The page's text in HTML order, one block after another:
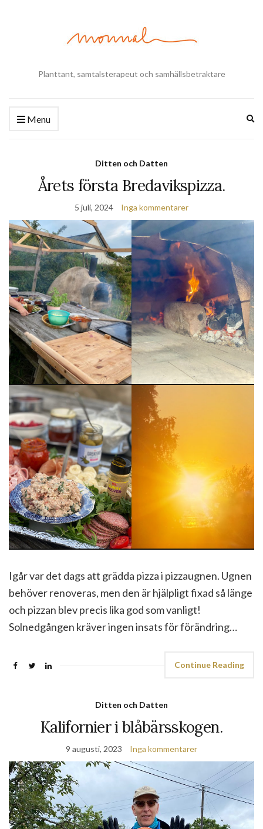
Planttant, samtalsterapeut och samhällsbetraktare
Menu
Ditten och Datten
Årets första Bredavikspizza.
5 juli, 2024 Inga kommentarer
Igår var det dags att grädda pizza i pizzaugnen. Ugnen
behöver renoveras, men den är hjälpligt fixad så länge
och pizzan blev precis lika god som vanligt!
Solnedgången kräver ingen insats för förändring…
Continue Reading
Ditten och Datten
Kalifornier i blåbärsskogen.
9 augusti, 2023 Inga kommentarer